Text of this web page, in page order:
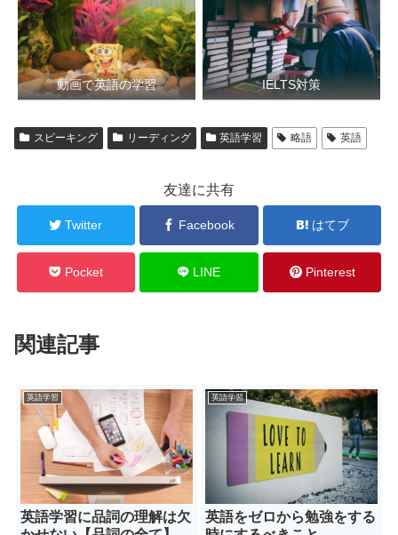
動画で英語の学習 IELTS対策
スピーキング リーディング 英語学習 略語 英語
友達に共有
Twitter Facebook はてブ
Pocket LINE Pinterest
関連記事
英語学習
英語学習に品詞の理解は欠
英語学習
英語をゼロから勉強をする